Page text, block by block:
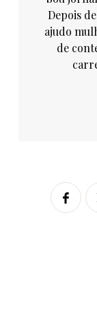
Depois
ajudo
de